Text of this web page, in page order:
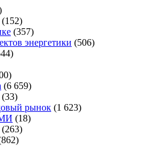
(152)
(357)
энергетики (506)
(6 659)
(33)
рынок (1 623)
(18)
(263)